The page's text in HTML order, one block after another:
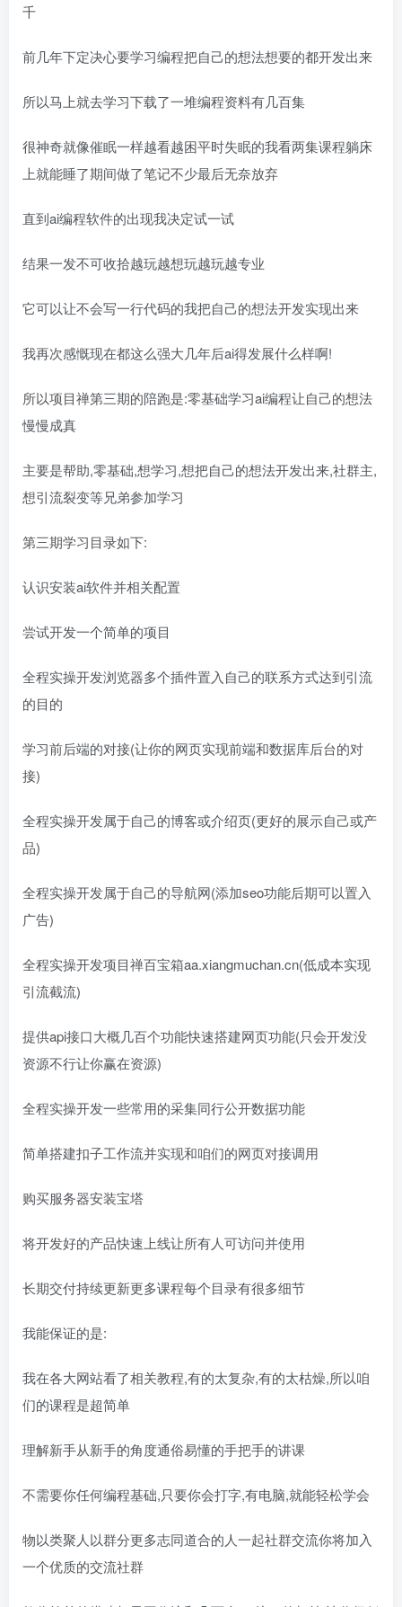
千
前几年下定决心要学习编程把自己的想法想要的都开发出来
所以马上就去学习下载了一堆编程资料有几百集
很神奇就像催眠一样越看越困平时失眠的我看两集课程躺床
上就能睡了期间做了笔记不少最后无奈放弃
直到ai编程软件的出现我决定试一试
结果一发不可收拾越玩越想玩越玩越专业
它可以让不会写一行代码的我把自己的想法开发实现出来
我再次感慨现在都这么强大几年后ai得发展什么样啊!
所以项目禅第三期的陪跑是:零基础学习ai编程让自己的想法
慢慢成真
主要是帮助,零基础,想学习,想把自己的想法开发出来,社群主,
想引流裂变等兄弟参加学习
第三期学习目录如下:
认识安装ai软件并相关配置
尝试开发一个简单的项目
全程实操开发浏览器多个插件置入自己的联系方式达到引流
的目的
学习前后端的对接(让你的网页实现前端和数据库后台的对
接)
全程实操开发属于自己的博客或介绍页(更好的展示自己或产
品)
全程实操开发属于自己的导航网(添加seo功能后期可以置入
广告)
全程实操开发项目禅百宝箱aa.xiangmuchan.cn(低成本实现
引流截流)
提供api接口大概几百个功能快速搭建网页功能(只会开发没
资源不行让你赢在资源)
全程实操开发一些常用的采集同行公开数据功能
简单搭建扣子工作流并实现和咱们的网页对接调用
购买服务器安装宝塔
将开发好的产品快速上线让所有人可访问并使用
长期交付持续更新更多课程每个目录有很多细节
我能保证的是:
我在各大网站看了相关教程,有的太复杂,有的太枯燥,所以咱
们的课程是超简单
理解新手从新手的角度通俗易懂的手把手的讲课
不需要你任何编程基础,只要你会打字,有电脑,就能轻松学会
物以类聚人以群分更多志同道合的人一起社群交流你将加入
一个优质的交流社群